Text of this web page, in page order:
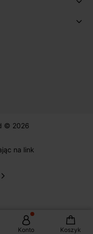
Konto Koszyk
© 2026
na link